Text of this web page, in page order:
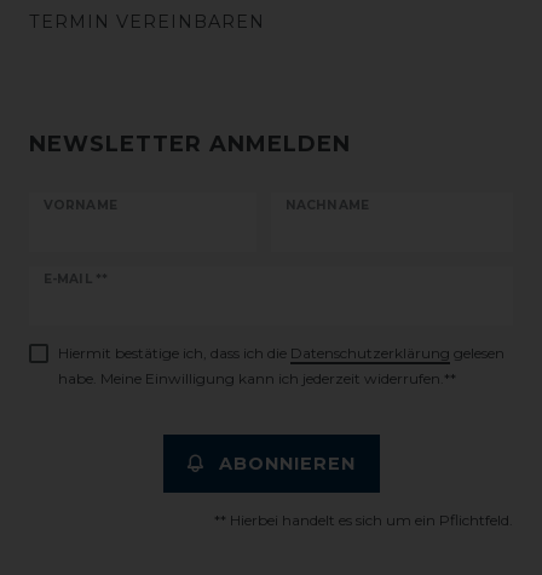
TERMIN VEREINBAREN
NEWSLETTER ANMELDEN
VORNAME NACHNAME
E-MAIL **
Newsletter
Hiermit bestätige ich, dass ich die Daten­schutz­erklärung gelesen
habe. Meine Einwilligung kann ich jederzeit widerrufen.**
ABONNIEREN
** Hierbei handelt es sich um ein Pflichtfeld.